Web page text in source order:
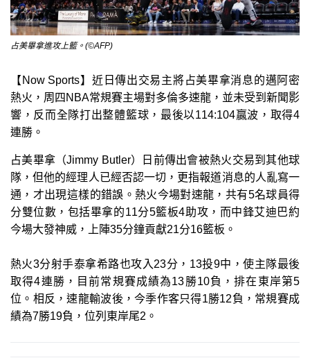
占美畢拿進攻上籃。(©AFP)
【Now Sports】近日傳出交易主將占美畢拿消息的邁阿密
熱火，周四NBA常規賽主場對多倫多速龍，並未受到新聞影
響，反而全隊打出整體籃球，最後以114:104贏波，取得4
連勝。
占美畢拿（Jimmy Butler）日前傳出會被熱火交易到其他球
隊，但他的經理人已經否認一切，更指報道消息的人亂寫一
通，才出現這樣的錯誤。熱火今場對速龍，共有5名球員得
分雙位數，包括畢拿的11分5籃板4助攻，而中鋒艾迪巴約
今場大發神威，上陣35分鐘貢獻21分16籃板。
熱火3分射手泰拿希路也攻入23分，13投9中，使主隊最後
取得4連勝，目前常規賽成績為13勝10負，排在東岸第5
位。相反，速龍輸波後，今季作客只得1勝12負，常規賽成
績為7勝19負，位列東岸尾2。